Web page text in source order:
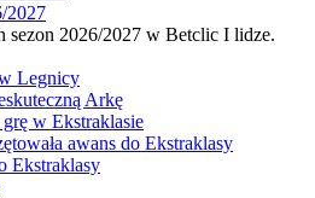
2027
sezon 2026/2027 w Betclic I lidze.
Legnicy
Arkę
w Ekstraklasie
awans do Ekstraklasy
Ekstraklasy